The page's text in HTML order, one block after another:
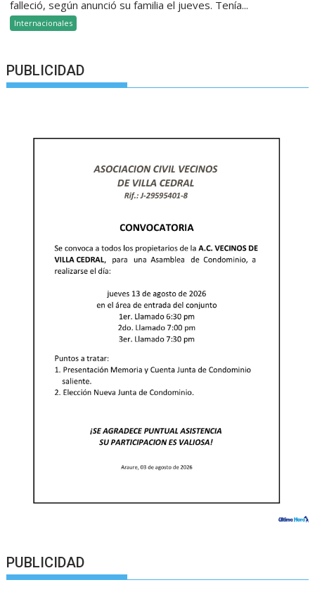
falleció, según anunció su familia el jueves. Tenía...
Internacionales
PUBLICIDAD
PUBLICIDAD